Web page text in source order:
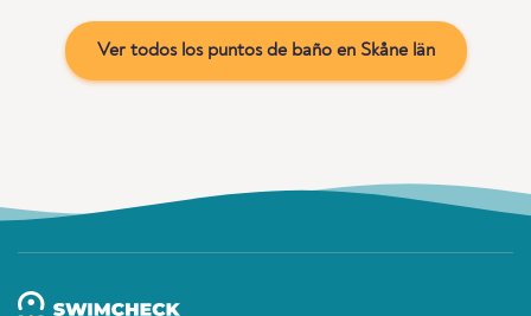
Ver todos los puntos de baño en Skåne län